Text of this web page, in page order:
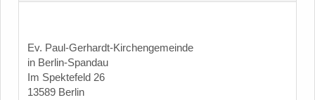
Ev. Paul-Gerhardt-Kirchengemeinde
in Berlin-Spandau
Im Spektefeld 26
13589 Berlin